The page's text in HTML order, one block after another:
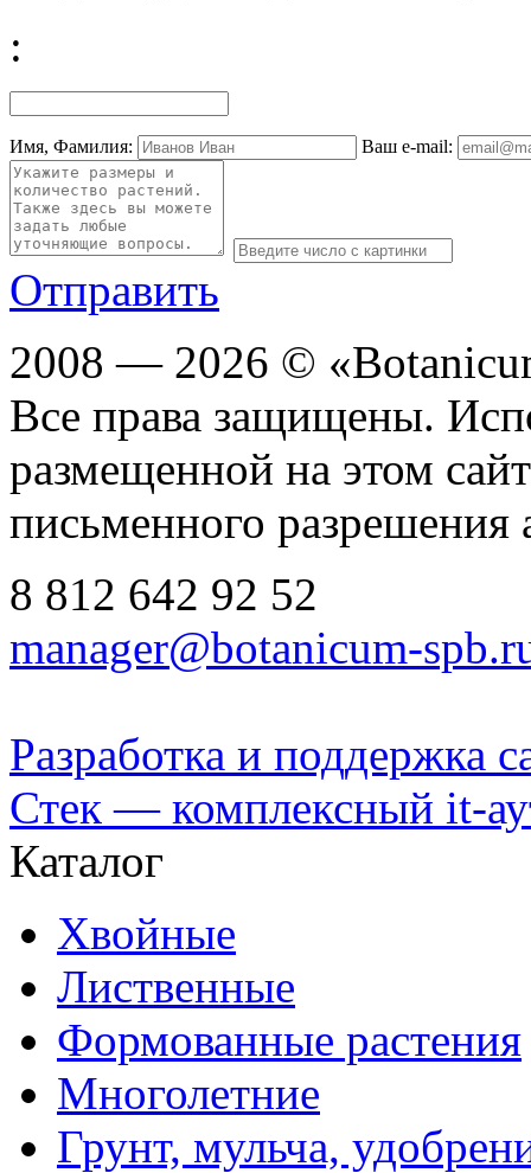
:
Имя, Фамилия: Ваш e-mail:
Отправить
2008 — 2026 ©
Все права защищены.
размещенной на этом
письменного разрешения
8 812 642 92 52
manager@botanicum-
Разработка и поддержка
Стек — комплексный it-
Каталог
Хвойные
Лиственные
Формованные растения
Многолетние
Грунт, мульча,